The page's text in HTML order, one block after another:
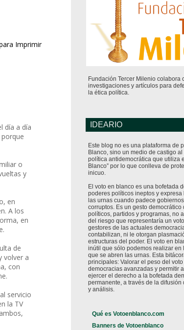
Imprimir
día a día
o
y
en
A los
en
de
volver a
con
servicio
la TV
Fundación Tercer Milenio colabora
investigaciones y artículos para
la ética política.
IDEARIO
Este blog no es una plataforma de
Blanco, sino un medio de castigo
política antidemocrática que utiliza
Blanco” por lo que conlleva de
inicuo.
El voto en blanco es una bofetada
poderes políticos ineptos y
las urnas cuando padece
corruptos. Es un gesto democrático
políticos, partidos y programas, no
del riesgo que representaría un
gestores de las actuales
contabilizan, ni le otorgan
estructuras del poder. El voto en
inútil que sólo podemos realizar en
que se abren las urnas. Esta
principales: Valorar el peso del
democracias avanzadas y permitir
ejercer el derecho a la bofetada
permanente, a través de la
y análisis.
Qué es Votoenblanco.com
Banners de Votoenblanco